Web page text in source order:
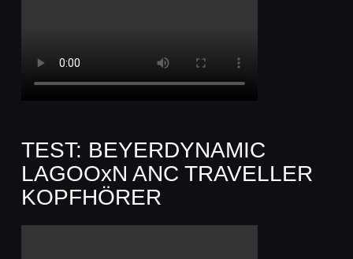
TEST: BEYERDYNAMIC
LAGOOxN ANC TRAVELLER
KOPFHÖRER